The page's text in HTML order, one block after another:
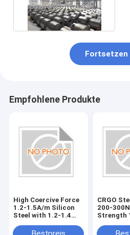
Fortsetzen
Empfohlene Produkte
High Coercive Force
1.2-1.5A/m Silicon
Steel with 1.2-1.4
CRGO
200-
Strength
Density